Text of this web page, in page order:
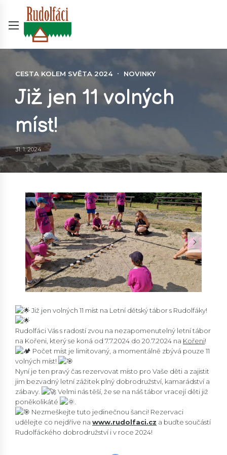
CESTA KOLEM SVĚTA 2024 NOVINKY
Již jen 11 volných
míst!
31. 1. 2024
Již jen volných 11 míst na Letní dětský tábor s Rudolfáky!
Rudolfáci Vás s radostí zvou na nezapomenutelný letní tábor
na Kořeni, který se koná od 7.7.2024 do 20.7.2024 na Kořeni!
Počet míst je limitovaný, a momentálně zbývá pouze 11
volných míst!
Nyní je ten pravý čas rezervovat místo pro Vaše děti a zajistit
jim bezvadný letní zážitek plný dobrodružství, kamarádství a
zábavy.
Velmi nás těší, že se na náš tábor vracejí děti již
poněkolikáté
Nezmeškejte tuto jedinečnou šanci! Rezervaci
udělejte co nejdříve na www.rudolfaci.cz a buďte součástí
Rudolfáckého dobrodružství i v roce 2024!